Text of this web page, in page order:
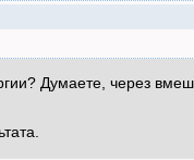
Думаете, через